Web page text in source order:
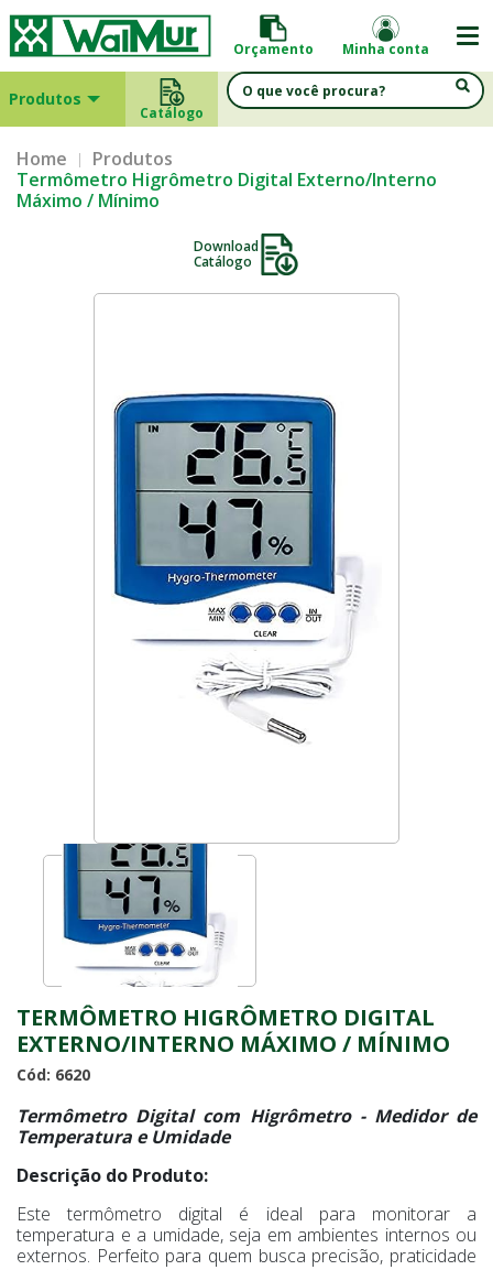
Orçamento Minha conta
Produtos
Catálogo
Home
Produtos
Termômetro Higrômetro Digital Externo/Interno
Máximo / Mínimo
Download
Catálogo
TERMÔMETRO HIGRÔMETRO DIGITAL
EXTERNO/INTERNO MÁXIMO / MÍNIMO
Cód: 6620
Termômetro Digital com Higrômetro - Medidor de
Temperatura e Umidade
Descrição do Produto:
Este termômetro digital é ideal para monitorar a
temperatura e a umidade, seja em ambientes internos ou
externos. Perfeito para quem busca precisão, praticidade